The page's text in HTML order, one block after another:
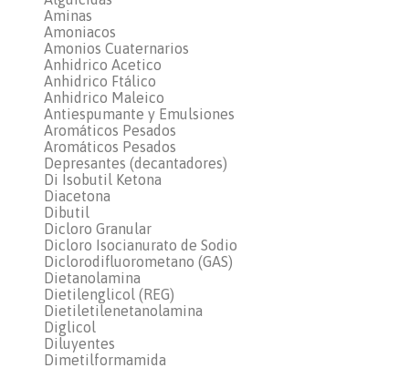
Aminas
Amoniacos
Amonios Cuaternarios
Anhidrico Acetico
Anhidrico Ftálico
Anhidrico Maleico
Antiespumante y Emulsiones
Aromáticos Pesados
Aromáticos Pesados
Depresantes (decantadores)
Di Isobutil Ketona
Diacetona
Dibutil
Dicloro Granular
Dicloro Isocianurato de Sodio
Diclorodifluorometano (GAS)
Dietanolamina
Dietilenglicol (REG)
Dietiletilenetanolamina
Diglicol
Diluyentes
Dimetilformamida